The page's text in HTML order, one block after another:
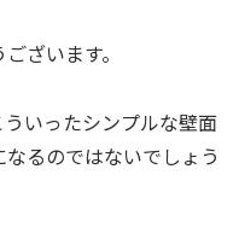
ざいます。
いったシンプルな壁面
るのではないでしょう